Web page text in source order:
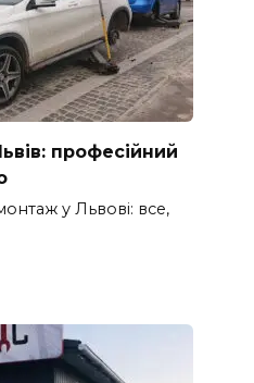
професійний
у Львові: все,